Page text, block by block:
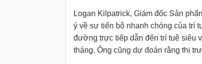
Logan Kilpatrick, Giám đốc Sản
ý về sự tiến bộ nhanh chóng của trí
đường trực tiếp dẫn đến trí tuệ siêu
tháng. Ông cũng dự đoán rằng thị